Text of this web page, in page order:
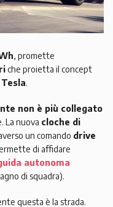
, promette
che proietta il concept
Tesla.
non è più collegato
La nuova cloche di
un comando drive
di affidare
autonoma
di squadra).
questa è la strada.